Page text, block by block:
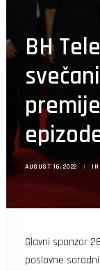
BH
AUGUST 16, 2022 | IN
Glavni sponzor
poslovne